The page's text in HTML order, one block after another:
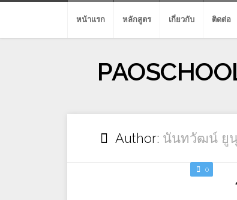
หน้าแรก หลักสูตร เกี่ยวกับ ติดต่อ
Author: นันทวัฒน์ ยู
0